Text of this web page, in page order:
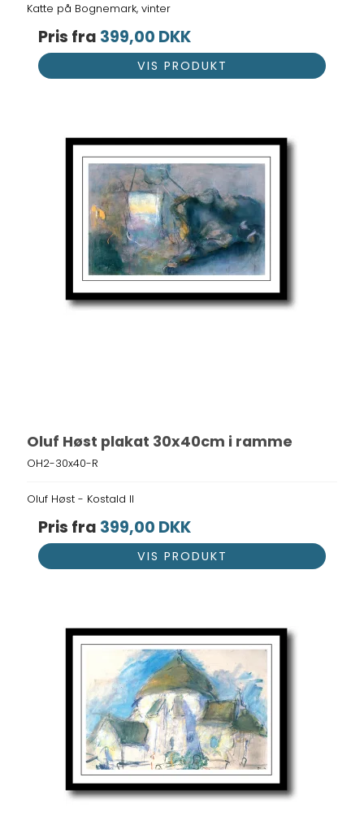
Katte på Bognemark, vinter
Pris fra 399,00 DKK
VIS PRODUKT
Oluf Høst plakat 30x40cm i ramme
OH2-30x40-R
Oluf Høst - Kostald II
Pris fra 399,00 DKK
VIS PRODUKT